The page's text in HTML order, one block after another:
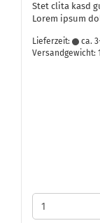
Stet clita kasd
Lorem ipsum
Lieferzeit: ca.
Versandgewicht: